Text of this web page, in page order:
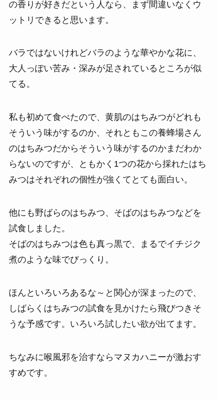
の香りが好きだという人なら、まず間違いなくウ
ットリできると思います。
バラではないけれどバラのような華やかな花に、
大人っぽい苦み・深みが足されているところが似
てる。
私も初めて食べたので、黄肌のはちみつがどれも
そういう味がするのか、それともこの養蜂場さん
のはちみつだからそういう味がするのかまだわか
らないのですが、ともかく1つの花から採れたはち
みつはそれぞれの個性が強くてとても面白い。
他にも野ばらのはちみつ、そばのはちみつなどを
試食しました。
そばのはちみつは色も真っ黒で、まるでイチジク
煮のような味でびっくり。
ほんといろいろあるな～と関心が深まったので、
しばらくはちみつの試食を見かけたら飛びつきそ
うな予感です。いろいろ試したい欲が出てます。
ちなみに喉風邪を治すならマヌカハニーが激おす
すめです。